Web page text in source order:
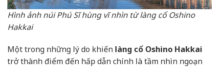
Hình ảnh núi Phú Sĩ hùng vĩ nhìn từ làng cổ Oshino
Hakkai
Một trong những lý do khiến làng cổ Oshino Hakkai
trở thành điểm đến hấp dẫn chính là tầm nhìn ngoạn